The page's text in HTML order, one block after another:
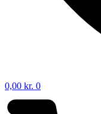
0,00 kr. 0